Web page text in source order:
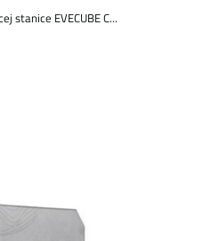
stanice EVECUBE C...